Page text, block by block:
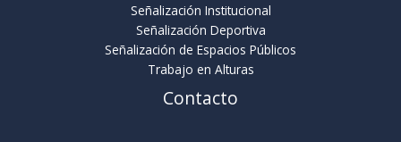
Señalización Institucional
Señalización Deportiva
Señalización de Espacios Públicos
Trabajo en Alturas
Contacto